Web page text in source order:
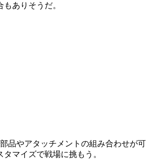
ありそうだ。
品やアタッチメントの組み合わせが可
マイズで戦場に挑もう。